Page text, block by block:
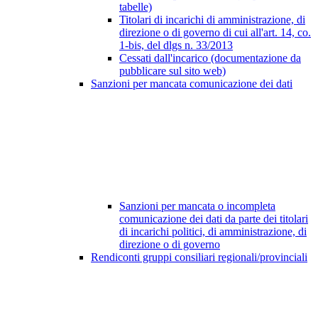
tabelle)
Titolari di incarichi di amministrazione, di
direzione o di governo di cui all'art. 14, co.
1-bis, del dlgs n. 33/2013
Cessati dall'incarico (documentazione da
pubblicare sul sito web)
Sanzioni per mancata comunicazione dei dati
Sanzioni per mancata o incompleta
comunicazione dei dati da parte dei titolari
di incarichi politici, di amministrazione, di
direzione o di governo
Rendiconti gruppi consiliari regionali/provinciali